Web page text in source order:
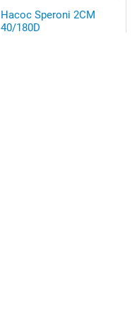
Насос Speroni 2CM
40/180D